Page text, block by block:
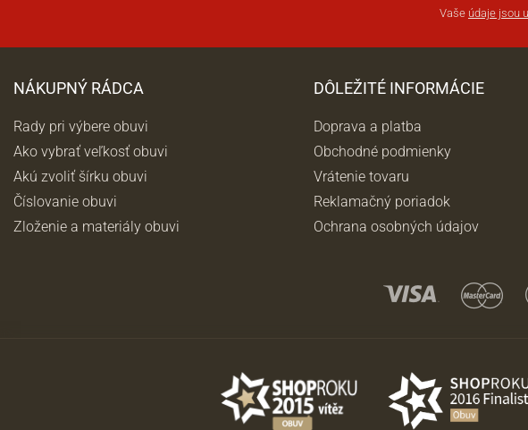
Vaše údaje jsou
NÁKUPNÝ RÁDCA
Rady pri výbere obuvi
Ako vybrať veľkosť obuvi
Akú zvoliť šírku obuvi
Číslovanie obuvi
Zloženie a materiály obuvi
DÔLEŽITÉ INFORMÁCIE
Doprava a platba
Obchodné podmienky
Vrátenie tovaru
Reklamačný poriadok
Ochrana osobných údajov